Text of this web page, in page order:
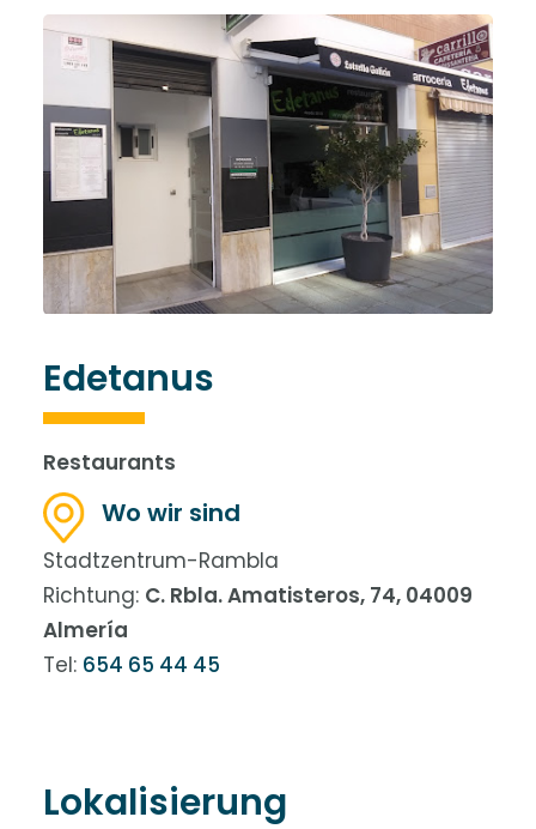
Edetanus
Restaurants
Wo wir sind
Stadtzentrum-Rambla
Richtung: C. Rbla. Amatisteros, 74, 04009
Almería
Tel: 654 65 44 45
Lokalisierung